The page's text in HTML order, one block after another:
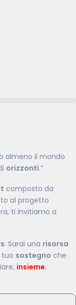
almeno il mondo
orizzonti.”
composto da
al progetto
ti invitiamo a
. Sarai una risorsa
tuo sostegno che
insieme.